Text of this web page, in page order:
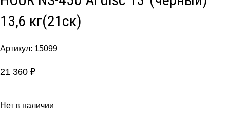
13,6 кг(21ск)
Артикул: 15099
21 360 ₽
Нет в наличии